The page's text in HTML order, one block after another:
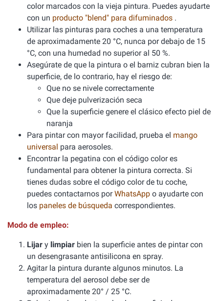
color marcados con la vieja pintura. Puedes ayudarte
con un producto "blend" para difuminados .
Utilizar las pinturas para coches a una temperatura
de aproximadamente 20 °C, nunca por debajo de 15
°C, con una humedad no superior al 50 %.
Asegúrate de que la pintura o el barniz cubran bien la
superficie, de lo contrario, hay el riesgo de:
Que no se nivele correctamente
Que deje pulverización seca
Que la superficie genere el clásico efecto piel de
naranja
Para pintar con mayor facilidad, prueba el mango
universal para aerosoles.
Encontrar la pegatina con el código color es
fundamental para obtener la pintura correcta. Si
tienes dudas sobre el código color de tu coche,
puedes contactarnos porWhatsApp o ayudarte con
los paneles de búsqueda correspondientes.
Modo de empleo:
Lijar y limpiar bien la superficie antes de pintar con
un desengrasante antisilicona en spray.
Agitar la pintura durante algunos minutos. La
temperatura del aerosol debe ser de
aproximadamente 20° / 25 °C.